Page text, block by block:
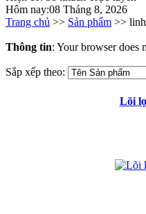
Hôm nay:08 Tháng 8, 2026
Trang chủ >> Sản phẩm >>
Thông tin: Your browser does
Sắp xếp theo:
Lõi